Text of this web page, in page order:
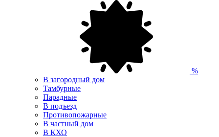
%
В загородный дом
Тамбурные
Парадные
В подъезд
Противопожарные
В частный дом
В КХО